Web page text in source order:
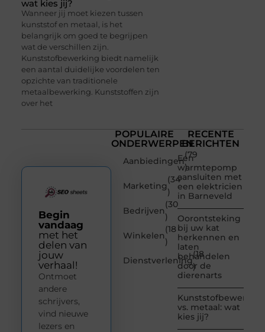
wat kies jij?
Wanneer jij moet kiezen tussen
kunststof en metaal, is het
belangrijk om goed te begrijpen
wat de verschillen zijn.
Kunststofbewerking biedt namelijk
een aantal duidelijke voordelen ten
opzichte van traditionele
metaalbewerking. Kunststoffen zijn
over het
POPULAIRE
ONDERWERPEN
Aanbiedingen
(79
)
Marketing
(34
)
Bedrijven
(30
)
Winkelen
(18
)
Dienstverlening
(18
)
RECENTE
BERICHTEN
Een
warmtepomp
aansluiten met
een elektricien
in Barneveld
Oorontsteking
bij uw kat
herkennen en
laten
behandelen
door de
dierenarts
vs. metaal: wat
kies jij?
Begin
vandaag
met het
delen van
jouw
verhaal!
Ontmoet
andere
schrijvers,
vind nieuwe
lezers en